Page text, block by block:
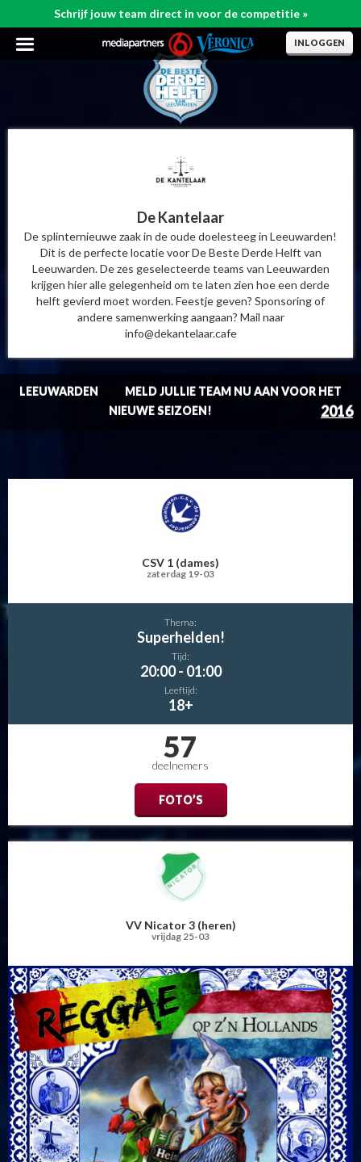
INLOGGEN
Schrijf jouw team direct in voor de competitie
De Kantelaar
De splinternieuwe zaak in de oude doelesteeg in Leeuwarden!
Dit is de perfecte locatie voor De Beste Derde Helft van
Leeuwarden. De zes geselecteerde teams van Leeuwarden
krijgen hier alle gelegenheid om te laten zien hoe een derde
helft gevierd moet worden. Feestje geven? Sponsoring of
andere samenwerking aangaan? Mail naar
info@dekantelaar.cafe
LEEUWARDEN
MELD JULLIE TEAM NU AAN VOOR HET
NIEUWE SEIZOEN!
2016
CSV 1 (dames)
zaterdag 19-03
Thema:
Superhelden!
Tijd:
20:00 - 01:00
Leeftijd:
18+
57
deelnemers
FOTO’S
VV Nicator 3 (heren)
vrijdag 25-03